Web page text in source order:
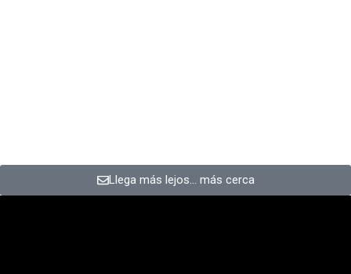
Llega más lejos… más cerca